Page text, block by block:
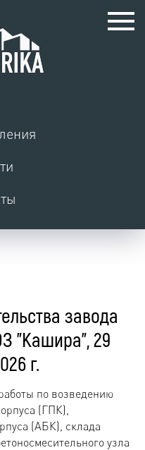
завода
"Кашира", 29
г.
по возведению
(ГПК),
(АБК), склада
узла